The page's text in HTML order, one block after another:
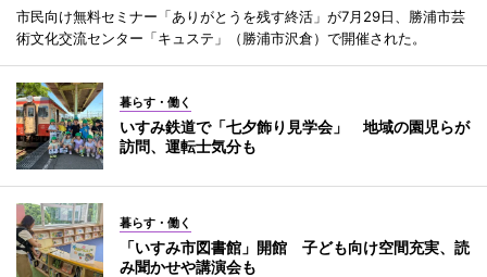
市民向け無料セミナー「ありがとうを残す終活」が7月29日、勝浦市芸
術文化交流センター「キュステ」（勝浦市沢倉）で開催された。
暮らす・働く
いすみ鉄道で「七夕飾り見学会」 地域の園児らが
訪問、運転士気分も
暮らす・働く
「いすみ市図書館」開館 子ども向け空間充実、読
み聞かせや講演会も